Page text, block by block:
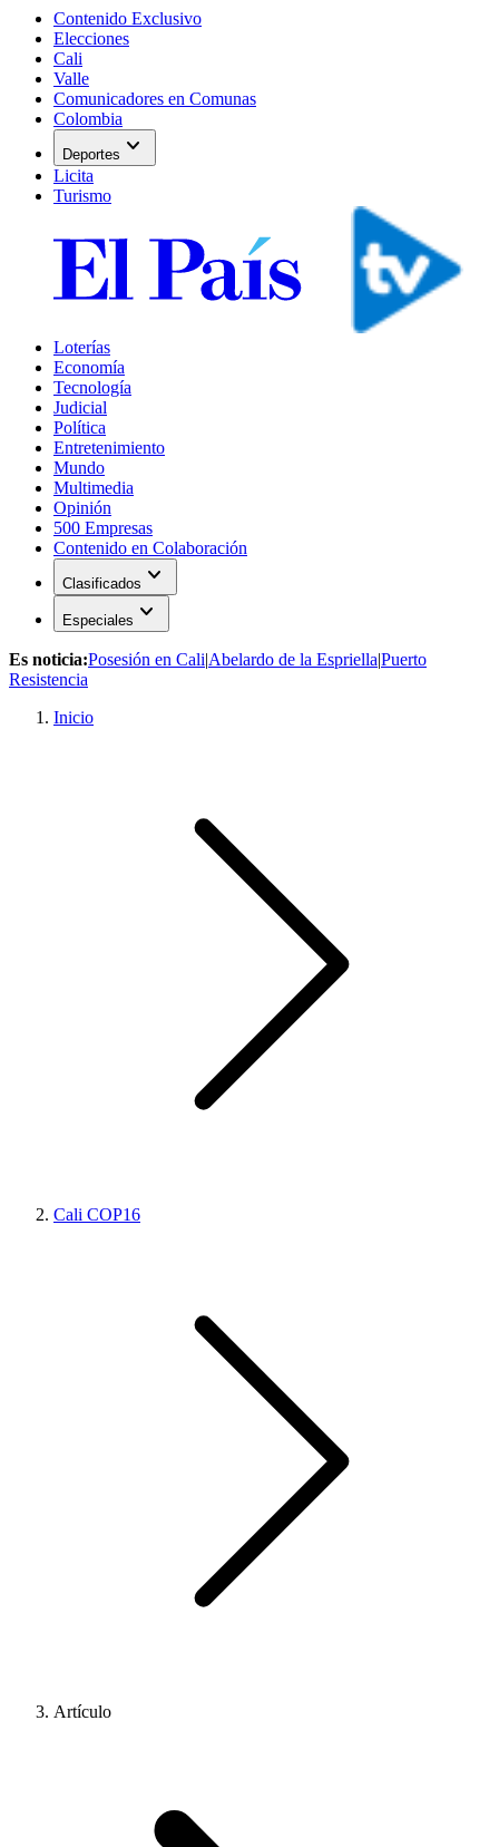
Contenido Exclusivo
Elecciones
Cali
Valle
Comunicadores en Comunas
Colombia
Deportes expand_more
Licita
Turismo
Loterías
Economía
Tecnología
Judicial
Política
Entretenimiento
Mundo
Multimedia
Opinión
500 Empresas
Contenido en Colaboración
Clasificados expand_more
Especiales expand_more
Es noticia:Posesión en Cali|Abelardo de la Espriella|Puerto
Resistencia
Inicio
Cali COP16
Artículo